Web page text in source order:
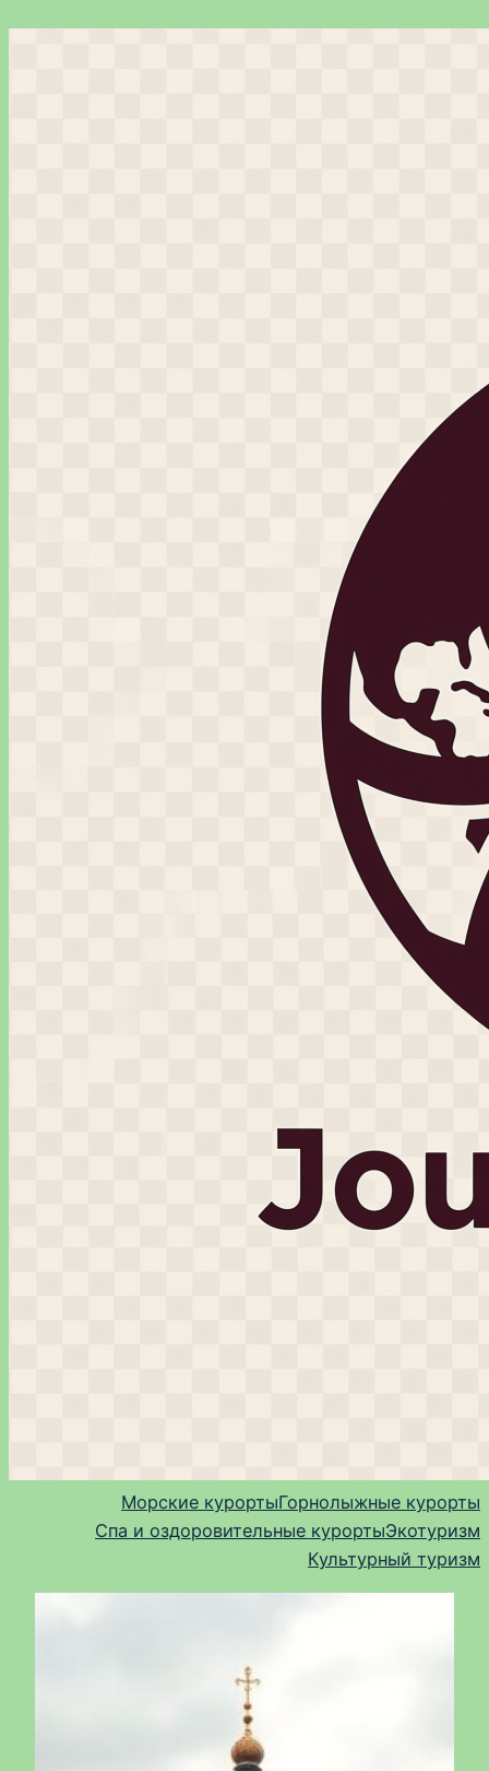
Морские курортыГорнолыжные курорты
Спа и оздоровительные курортыЭкотуризм
Культурный туризм